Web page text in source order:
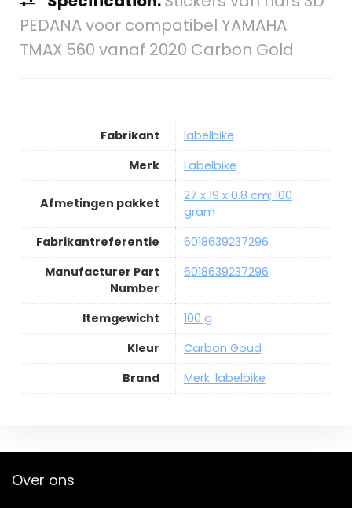
PEDANA voor compatibel YAMAHA
TMAX 560 vanaf 2020 Carbon Gold
Fabrikant
labelbike
Merk
Labelbike
Afmetingen pakket
27 x 19 x 0.8 cm; 100
gram
Fabrikantreferentie
6018639237296
Manufacturer Part
Number
6018639237296
Itemgewicht
100 g
Kleur
Carbon Goud
Brand
Merk: labelbike
Over ons